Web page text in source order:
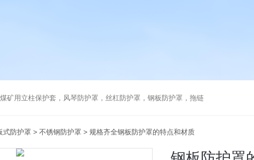
矿用立柱保护套，风琴防护罩，丝杠防护罩，钢板防护罩，拖链
式防护罩 > 不锈钢防护罩 > 规格齐全钢板防护罩的特点和材质